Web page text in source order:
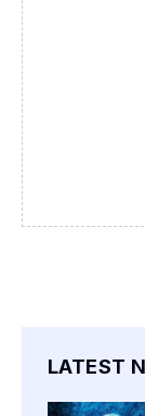
LATEST